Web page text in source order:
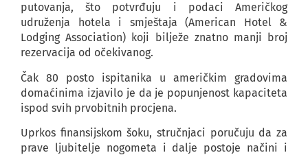
putovanja, što potvrđuju i podaci Američkog
udruženja hotela i smještaja (American Hotel &
Lodging Association) koji bilježe znatno manji broj
rezervacija od očekivanog.
Čak 80 posto ispitanika u američkim gradovima
domaćinima izjavilo je da je popunjenost kapaciteta
ispod svih prvobitnih procjena.
Uprkos finansijskom šoku, stručnjaci poručuju da za
prave ljubitelje nogometa i dalje postoje načini i